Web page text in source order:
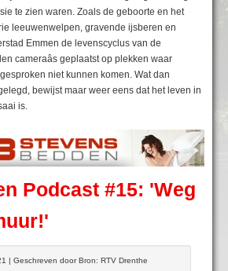
te zien waren. Zoals de geboorte en het
leeuwenwelpen, gravende ijsberen en
Emmen de levenscyclus van de
cameraâs geplaatst op plekken waar
niet kunnen komen. Wat dan
bewijst maar weer eens dat het leven in
is.
Podcast #15: 'Weg
| Geschreven door Bron: RTV Drenthe